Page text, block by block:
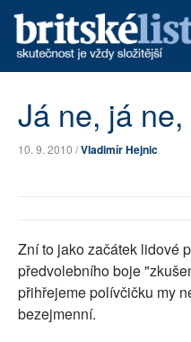
PŘÍSPĚVKY NA PROVOZ
Já ne, já ne,
10. 9. 2010 /Vladimír Hejnic
Zní to jako začátek lidové
předvolebního boje
přihřejeme polívčičku my
bezejmenní.